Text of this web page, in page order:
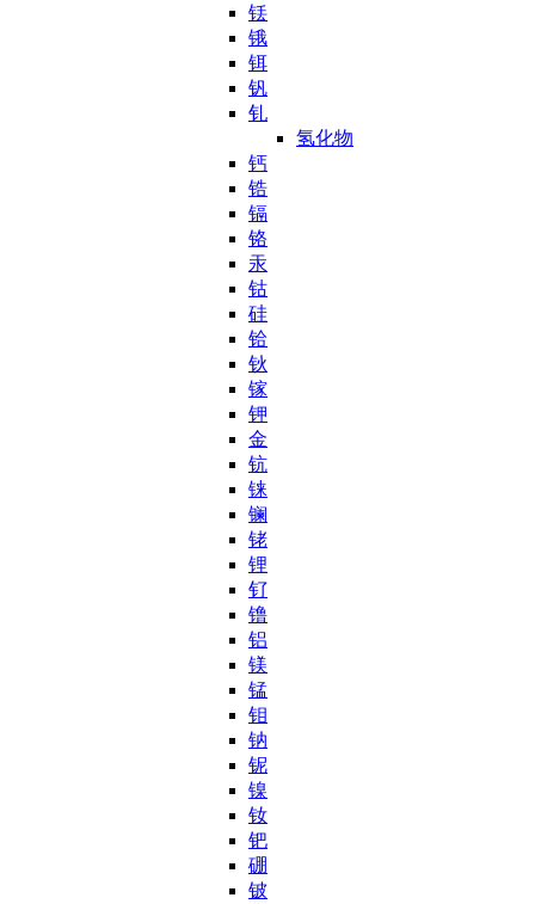
铥
锇
铒
钒
钆
氢化物
钙
锆
镉
铬
汞
钴
硅
铪
钬
镓
钾
金
钪
铼
镧
铑
锂
钌
镥
铝
镁
锰
钼
钠
铌
镍
钕
钯
硼
铍